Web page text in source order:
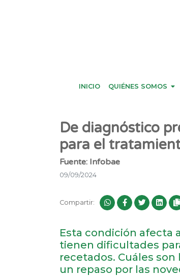
INICIO QUIÉNES SOMOS
De diagnóstico
para el
Fuente: Infobae
09/09/2024
Compartir:
Esta condición afecta
tienen dificultades
recetados. Cuáles
un repaso por las